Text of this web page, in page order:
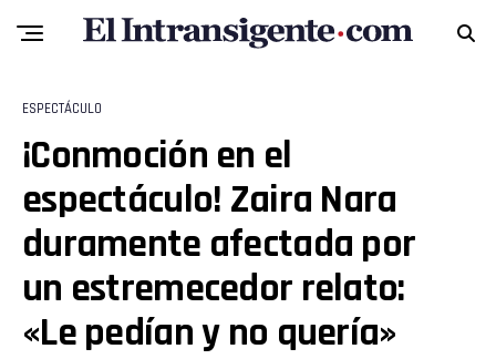
ESPECTÁCULO
¡Conmoción en el
espectáculo! Zaira Nara
duramente afectada por
un estremecedor relato:
«Le pedían y no quería»
Flipboard
Reddit
Pinterest